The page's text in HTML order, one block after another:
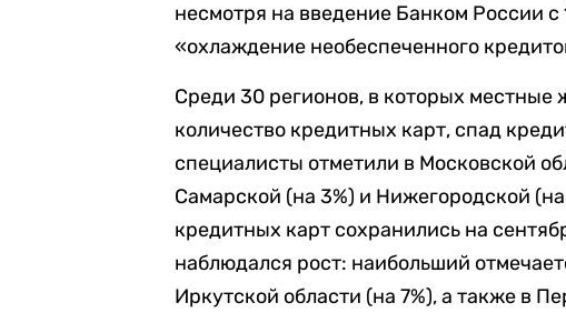
несмотря на введение Банком России
«охлаждение необеспеченного
Среди 30 регионов, в которых местные
количество кредитных карт, спад
специалисты отметили в Московской
Самарской (на 3%) и Нижегородской
кредитных карт сохранились на
наблюдался рост: наибольший
Иркутской области (на 7%), а также в